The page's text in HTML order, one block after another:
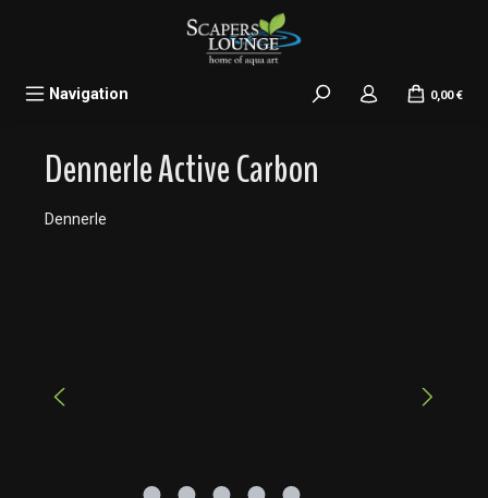
Navigation 0,00 €
Dennerle Active Carbon
Dennerle